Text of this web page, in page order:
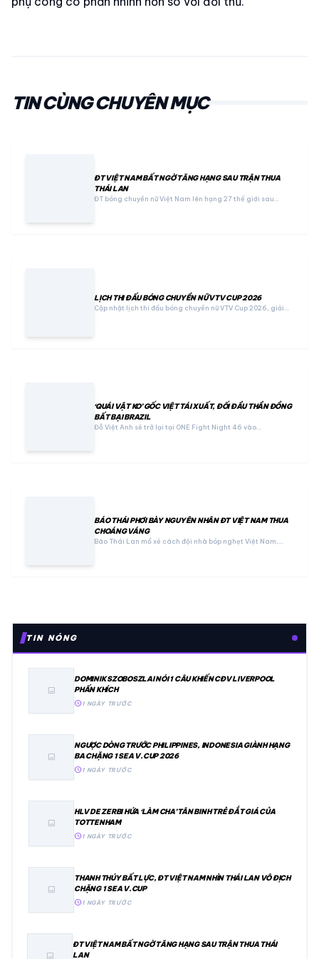
TIN CÙNG CHUYÊN MỤC
ĐT VIỆT NAM BẤT NGỜ TĂNG HẠNG SAU TRẬN THUA
THÁI LAN
ĐT bóng chuyền nữ Việt Nam lên hạng 27 thế giới sau…
LỊCH THI ĐẤU BÓNG CHUYỀN NỮ VTV CUP 2026
Cập nhật lịch thi đấu bóng chuyền nữ VTV Cup 2026, giải…
‘QUÁI VẬT KO’ GỐC VIỆT TÁI XUẤT, ĐỐI ĐẦU THẦN ĐỒNG
BẤT BẠI BRAZIL
Đỗ Việt Anh sẽ trở lại tại ONE Fight Night 46 vào…
BÁO THÁI PHƠI BÀY NGUYÊN NHÂN ĐT VIỆT NAM THUA
CHOÁNG VÁNG
Báo Thái Lan mổ xẻ cách đội nhà bóp nghẹt Việt Nam,…
TIN NÓNG
image
DOMINIK SZOBOSZLAI NÓI 1 CÂU KHIẾN CĐV LIVERPOOL
PHẤN KHÍCH
schedule1 NGÀY TRƯỚC
image
NGƯỢC DÒNG TRƯỚC PHILIPPINES, INDONESIA GIÀNH HẠNG
BA CHẶNG 1 SEA V.CUP 2026
schedule1 NGÀY TRƯỚC
image
HLV DE ZERBI HỨA ‘LÀM CHA’ TÂN BINH TRẺ ĐẮT GIÁ CỦA
TOTTENHAM
schedule1 NGÀY TRƯỚC
image
THANH THÚY BẤT LỰC, ĐT VIỆT NAM NHÌN THÁI LAN VÔ ĐỊCH
CHẶNG 1 SEA V.CUP
schedule1 NGÀY TRƯỚC
image
ĐT VIỆT NAM BẤT NGỜ TĂNG HẠNG SAU TRẬN THUA THÁI
LAN